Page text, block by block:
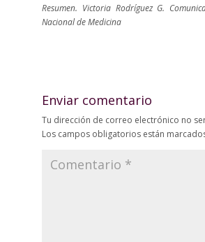
Resumen. Victoria Rodríguez G.
Nacional de Medicina
Enviar comentario
Tu dirección de correo electrónico no
Los campos obligatorios están